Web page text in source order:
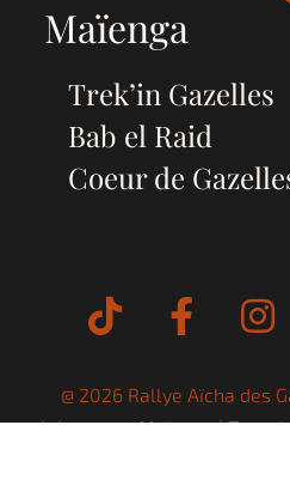
Maïenga
Trek’in Gazelles
Bab el Raid
Coeur de
Tiktok
@ 2026 Rallye Aïcha des
évènementMaïenga| Tous